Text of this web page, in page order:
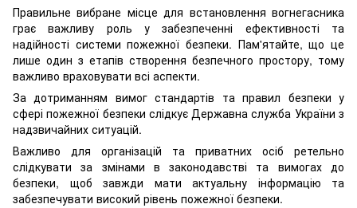
Правильне вибране місце для встановлення вогнегасника
грає важливу роль у забезпеченні ефективності та
надійності системи пожежної безпеки. Пам'ятайте, що це
лише один з етапів створення безпечного простору, тому
важливо враховувати всі аспекти.
За дотриманням вимог стандартів та правил безпеки у
сфері пожежної безпеки слідкує Державна служба України з
надзвичайних ситуацій.
Важливо для організацій та приватних осіб ретельно
слідкувати за змінами в законодавстві та вимогах до
безпеки, щоб завжди мати актуальну інформацію та
забезпечувати високий рівень пожежної безпеки.